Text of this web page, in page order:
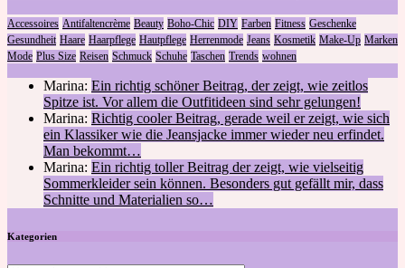
Accessoires Antifaltencrème Beauty Boho-Chic DIY Farben Fitness Geschenke
Gesundheit Haare Haarpflege Hautpflege Herrenmode Jeans Kosmetik Make-Up Marken
Mode Plus Size Reisen Schmuck Schuhe Taschen Trends wohnen
Marina: Ein richtig schöner Beitrag, der zeigt, wie zeitlos
Spitze ist. Vor allem die Outfitideen sind sehr gelungen!
Marina: Richtig cooler Beitrag, gerade weil er zeigt, wie sich
ein Klassiker wie die Jeansjacke immer wieder neu erfindet.
Man bekommt…
Marina: Ein richtig toller Beitrag der zeigt, wie vielseitig
Sommerkleider sein können. Besonders gut gefällt mir, dass
Schnitte und Materialien so…
Kategorien